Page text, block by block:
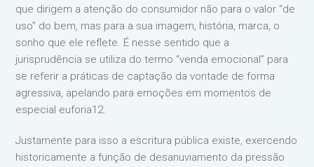
que dirigem a atenção do consumidor não para o valor “de
uso” do bem, mas para a sua imagem, história, marca, o
sonho que ele reflete. É nesse sentido que a
jurisprudência se utiliza do termo “venda emocional” para
se referir a práticas de captação da vontade de forma
agressiva, apelando para emoções em momentos de
especial euforia12.
Justamente para isso a escritura pública existe, exercendo
historicamente a função de desanuviamento da pressão